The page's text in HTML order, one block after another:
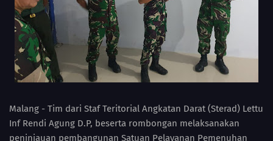
Malang - Tim dari Staf Teritorial Angkatan Darat (Sterad) Lettu
Inf Rendi Agung D.P, beserta rombongan melaksanakan
peninjauan pembangunan Satuan Pelayanan Pemenuhan